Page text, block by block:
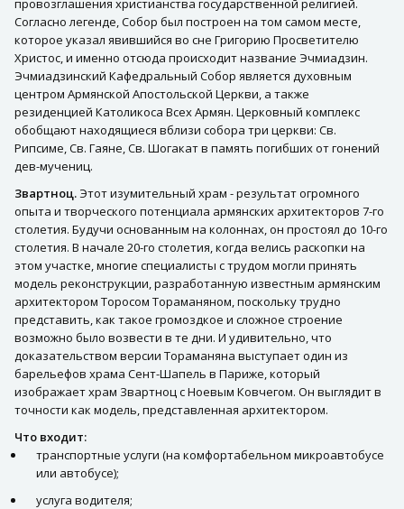
провозглашения христианства государственной религией.
Согласно легенде, Собор был построен на том самом месте,
которое указал явившийся во сне Григорию Просветителю
Христос, и именно отсюда происходит название Эчмиадзин.
Эчмиадзинский Кафедральный Собор является духовным
центром Армянской Апостольской Церкви, а также
резиденцией Католикоса Всех Армян. Церковный комплекс
обобщают находящиеся вблизи собора три церкви: Св.
Рипсиме, Св. Гаяне, Св. Шогакат в память погибших от гонений
дев-мучениц.
Звартноц. Этот изумительный храм - результат огромного
опыта и творческого потенциала армянских архитекторов 7-го
столетия. Будучи основанным на колоннах, он простоял до 10-го
столетия. В начале 20-го столетия, когда велись раскопки на
этом участке, многие специалисты с трудом могли принять
модель реконструкции, разработанную известным армянским
архитектором Торосом Тораманяном, поскольку трудно
представить, как такое громоздкое и сложное строение
возможно было возвести в те дни. И удивительно, что
доказательством версии Тораманяна выступает один из
барельефов храма Сент-Шапель в Париже, который
изображает храм Звартноц с Ноевым Ковчегом. Он выглядит в
точности как модель, представленная архитектором.
Что входит:
транспортные услуги (на комфортабельном микроавтобусе
или автобусе);
услуга водителя;